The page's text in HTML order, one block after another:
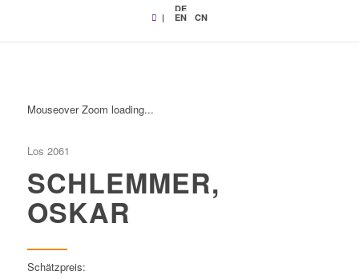
|
DE
EN CN
Mouseover Zoom loading...
Los 2061
SCHLEMMER,
OSKAR
Schätzpreis: